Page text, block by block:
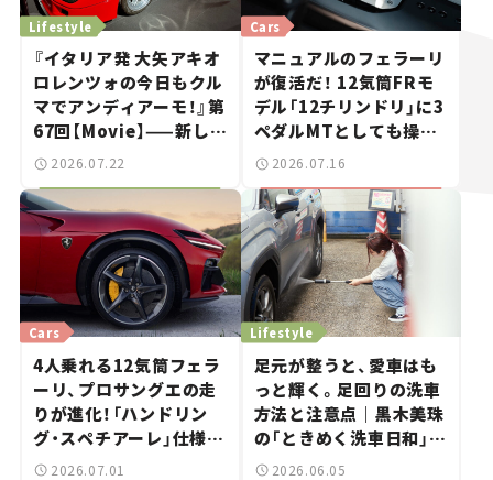
Lifestyle
『イタリア発 大矢アキオ
ロレンツォの今日もクル
マでアンディアーモ！』第
67回【Movie】——新しい
スーパーカーショーで起
2026.07.22
Cars
マニュアルのフェラーリ
が復活だ！ 12気筒FRモ
デル「12チリンドリ」に3
ペダルMTとしても操れ
る「マヌアーレ」が登場！
2026.07.16
Cars
4人乗れる12気筒フェラ
ーリ、プロサングエの走
りが進化！「ハンドリン
グ・スペチアーレ」仕様が
登場【新車ニュース】
2026.07.01
Lifestyle
足元が整うと、愛車はも
っと輝く。足回りの洗車
方法と注意点｜黒木美珠
の「ときめく洗車日和」
vol.03
2026.06.05